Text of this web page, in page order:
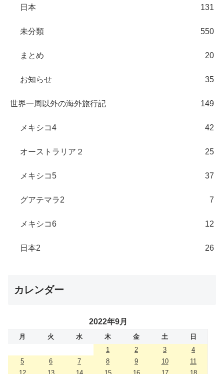
日本 131
未分類 550
まとめ 20
お知らせ 35
世界一周以外の海外旅行記 149
メキシコ4 42
オーストラリア２ 25
メキシコ5 37
グアテマラ2 7
メキシコ6 12
日本2 26
カレンダー
2022年9月
月 火 水 木 金 土
日
1
2 3
4
5
6 7 8 9 10
11